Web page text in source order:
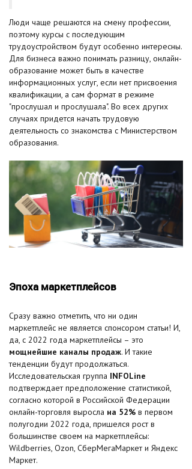
Люди чаще решаются на смену профессии,
поэтому курсы с последующим
трудоустройством будут особенно интересны.
Для бизнеса важно понимать разницу, онлайн-
образование может быть в качестве
информационных услуг, если нет присвоения
квалификации, а сам формат в режиме
"прослушал и прослушала". Во всех других
случаях придется начать трудовую
деятельность со знакомства с Министерством
образования.
Эпоха маркетплейсов
Сразу важно отметить, что ни один
маркетплейс не является спонсором статьи! И,
да, с 2022 года маркетплейсы – это
мощнейшие каналы продаж. И такие
тенденции будут продолжаться.
Исследовательская группа INFOLine
подтверждает предположение статистикой,
согласно которой в Российской Федерации
онлайн-торговля выросла на 52% в первом
полугодии 2022 года, пришелся рост в
большинстве своем на маркетплейсы:
Wildberries, Ozon, СберМегаМаркет и Яндекс
Маркет.